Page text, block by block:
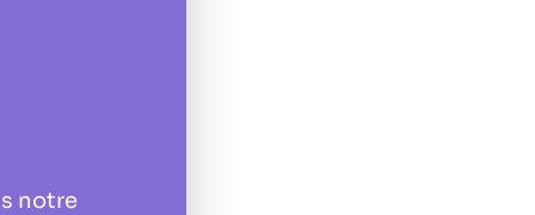
notre